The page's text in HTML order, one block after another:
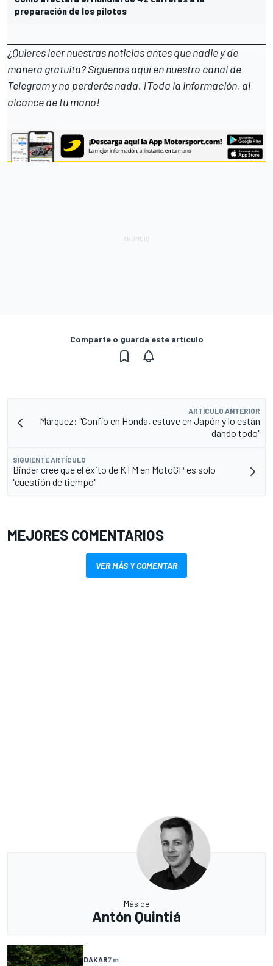
preparación de los pilotos
¿Quieres leer nuestras noticias antes que nadie y de
manera gratuita? Síguenosaquí en nuestro canal de
Telegramy no perderás nada. ¡Toda la información, al
alcance de tu mano!
Comparte o guarda este artículo
ARTÍCULO ANTERIOR
Márquez: "Confío en Honda, estuve en Japón y lo están
dando todo"
SIGUIENTE ARTÍCULO
Binder cree que el éxito de KTM en MotoGP es solo
"cuestión de tiempo"
MEJORES COMENTARIOS
VER MÁS Y COMENTAR
Más de
Antón Quintiá
DAKAR7 m